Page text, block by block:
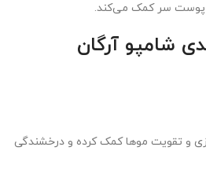
پوست سر کمک می‌کند.
شامپو آرگان
و تقویت موها کمک کرده و درخشندگی